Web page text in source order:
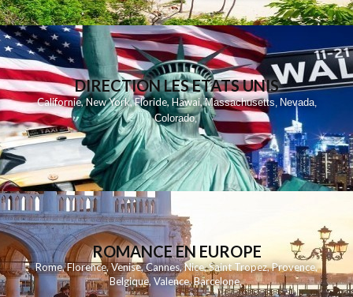
DIRECTION LES ETATS UNIS
Californie,New York,Floride,Hawai,Massachusetts, Nevada,
Colorado,
ROMANCE EN EUROPE
Rome,Florence,Venise,Cannes,Nice,Saint Tropez,Provence,
Belgique,Valence,Barcelone,